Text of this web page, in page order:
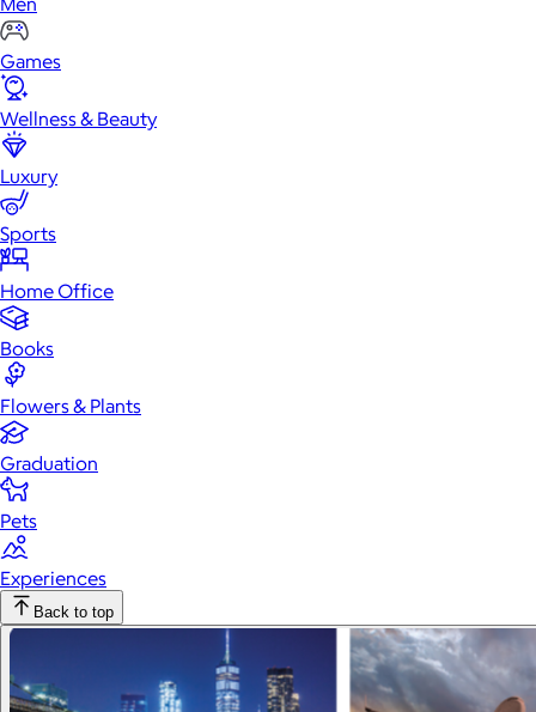
Games
Wellness & Beauty
Luxury
Sports
Home Office
Books
Flowers & Plants
Graduation
Pets
Experiences
Back to top